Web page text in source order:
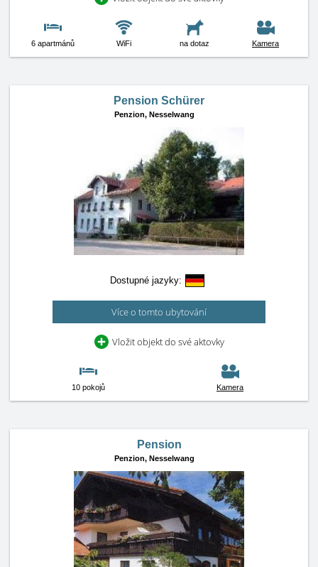
6 apartmánů WiFi na dotaz Kamera
Pension Schürer
Penzion, Nesselwang
Dostupné jazyky:
Více o tomto ubytování
Vložit objekt do své aktovky
10 pokojů Kamera
Pension
Penzion, Nesselwang